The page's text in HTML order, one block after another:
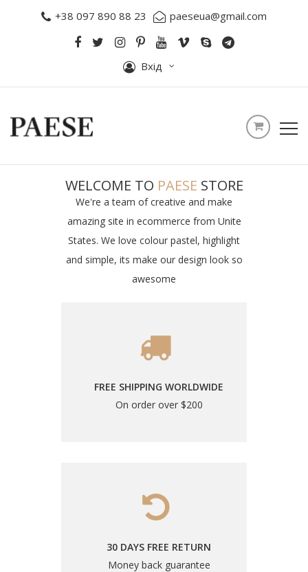
+38 097 890 88 23 paeseua@gmail.com
Вхід
WELCOME TO PAESE STORE
We're a team of creative and make
amazing site in ecommerce from Unite
States. We love colour pastel, highlight
and simple, its make our design look so
awesome
FREE SHIPPING WORLDWIDE
On order over $200
30 DAYS FREE RETURN
Money back guarantee